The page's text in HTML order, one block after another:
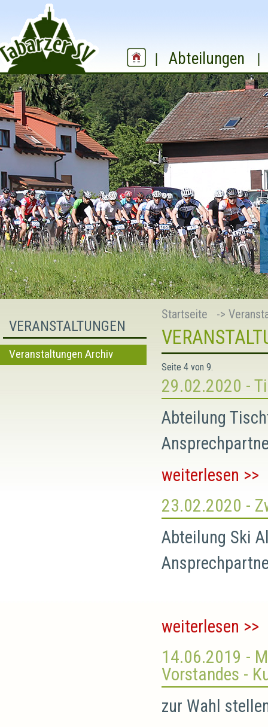
Abteilungen
VERANSTALTUNGEN
Veranstaltungen Archiv
Startseite ->
Seite 4 von 9.
29.02.2020 -
Abteilung
weiterlesen >>
23.02.2020 -
Abteilung Ski
weiterlesen >>
14.06.2019 -
Vorstandes -
zur Wahl